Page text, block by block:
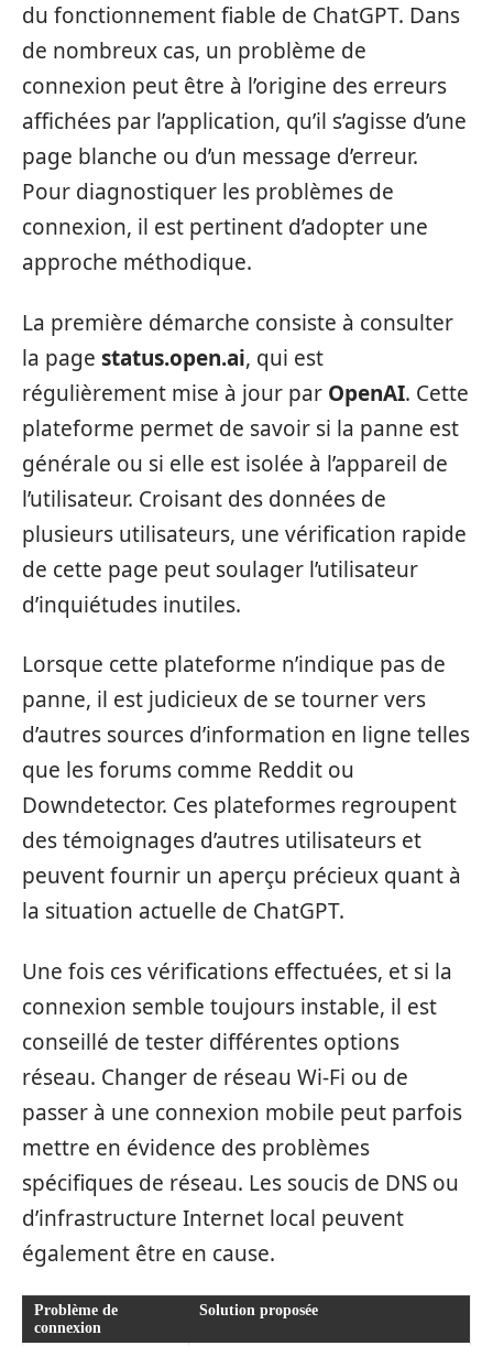
du fonctionnement fiable de ChatGPT. Dans
de nombreux cas, un problème de
connexion peut être à l’origine des erreurs
affichées par l’application, qu’il s’agisse d’une
page blanche ou d’un message d’erreur.
Pour diagnostiquer les problèmes de
connexion, il est pertinent d’adopter une
approche méthodique.
La première démarche consiste à consulter
la page status.open.ai, qui est
régulièrement mise à jour par OpenAI. Cette
plateforme permet de savoir si la panne est
générale ou si elle est isolée à l’appareil de
l’utilisateur. Croisant des données de
plusieurs utilisateurs, une vérification rapide
de cette page peut soulager l’utilisateur
d’inquiétudes inutiles.
Lorsque cette plateforme n’indique pas de
panne, il est judicieux de se tourner vers
d’autres sources d’information en ligne telles
que les forums comme Reddit ou
Downdetector. Ces plateformes regroupent
des témoignages d’autres utilisateurs et
peuvent fournir un aperçu précieux quant à
la situation actuelle de ChatGPT.
Une fois ces vérifications effectuées, et si la
connexion semble toujours instable, il est
conseillé de tester différentes options
réseau. Changer de réseau Wi-Fi ou de
passer à une connexion mobile peut parfois
mettre en évidence des problèmes
spécifiques de réseau. Les soucis de DNS ou
d’infrastructure Internet local peuvent
également être en cause.
Problème de
connexion
Solution proposée